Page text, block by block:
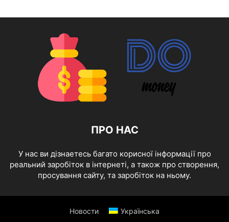
ПРО НАС
У нас ви дізнаетесь багато корисної інформації про
реальний заробіток в інтернеті, а також про створення,
просування сайту, та заробіток на ньому.
Новости Українська